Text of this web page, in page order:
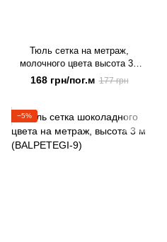
Тюль сетка на метраж,
молочного цвета высота 3м
(Orkidze-5)
168 грн/пог.м 177 грн
−5%